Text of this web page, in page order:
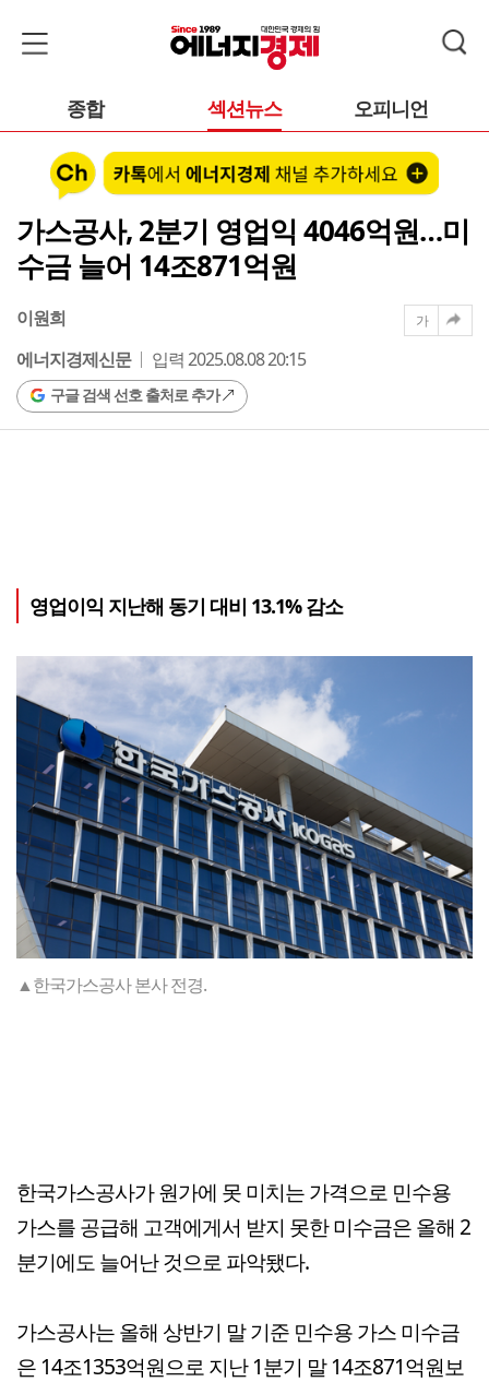
종합 섹션뉴스 오피니언
가스공사, 2분기 영업익 4046억원…미
수금 늘어 14조871억원
이원희
에너지경제신문
입력 2025.08.08 20:15
구글 검색 선호 출처로 추가
가
영업이익 지난해 동기 대비 13.1% 감소
▲한국가스공사 본사 전경.
한국가스공사가 원가에 못 미치는 가격으로 민수용
가스를 공급해 고객에게서 받지 못한 미수금은 올해 2
분기에도 늘어난 것으로 파악됐다.
가스공사는 올해 상반기 말 기준 민수용 가스 미수금
은 14조1353억원으로 지난 1분기 말 14조871억원보